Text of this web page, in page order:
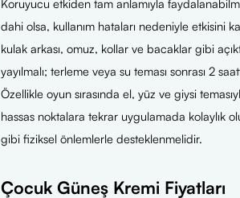
Koruyucu etkiden tam anlamıyla
dahi olsa, kullanım hataları nedeniyle etkisini
kulak arkası, omuz, kollar ve bacaklar gibi
yayılmalı; terleme veya su teması sonrası 2
Özellikle oyun sırasında el, yüz ve giysi
hassas noktalara tekrar uygulamada kolaylık
gibi fiziksel önlemlerle desteklenmelidir.
Çocuk Güneş Kremi Fiyatları